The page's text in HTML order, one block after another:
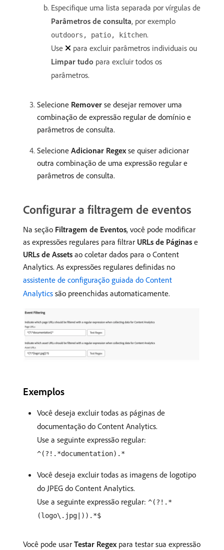
Especifique uma lista separada por vírgulas de
Parâmetros de consulta, por exemplo
outdoors, patio, kitchen.
Use
para excluir parâmetros individuais ou
Limpar tudo para excluir todos os
parâmetros.
Selecione Remover se desejar remover uma
combinação de expressão regular de domínio e
parâmetros de consulta.
Selecione Adicionar Regexse quiser adicionar
outra combinação de uma expressão regular e
parâmetros de consulta.
Configurar a filtragem de eventos
Na seção Filtragem de Eventos, você pode modificar
as expressões regulares para filtrar URLs de Páginas e
URLs de Assets ao coletar dados para o Content
Analytics. As expressões regulares definidas no
assistente de configuração guiada do Content
Analytics são preenchidas automaticamente.
Exemplos
Você deseja excluir todas as páginas de
documentação do Content Analytics.
Use a seguinte expressão regular:
^(?!.*documentation).*
Você deseja excluir todas as imagens de logotipo
do JPEG do Content Analytics.
Use a seguinte expressão regular: ^(?!.*
(logo\.jpg|)).*$
Você pode usar Testar Regex para testar sua expressão